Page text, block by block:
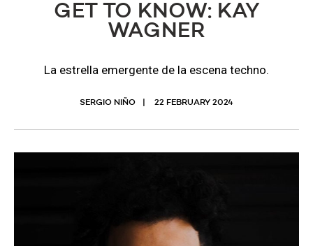
GET TO KNOW: KAY
WAGNER
La estrella emergente de la escena techno.
SERGIO NIÑO 22 FEBRUARY 2024